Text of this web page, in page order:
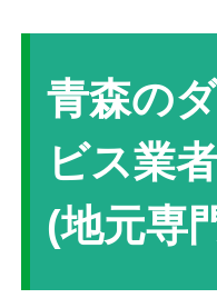
青森の
ビス業
(地元専